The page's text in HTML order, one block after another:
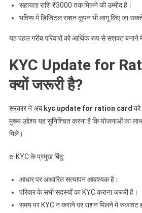
सहायता राशि ₹3000 तक मिलने की उम्मीद है।
भविष्य में डिजिटल राशन कूपन भी लागू किए जा
यह पहल गरीब परिवारों को आर्थिक रूप से सशक्त बनाने
KYC Update for
क्यों जरूरी है?
सरकार ने अब kyc update for ration card को
मुख्य उद्देश्य यह सुनिश्चित करना है कि योजनाओं का लाभ
मिले।
e-KYC के प्रमुख बिंदु:
आधार पर आधारित सत्यापन आवश्यक है।
परिवार के सभी सदस्यों का KYC कराना जरूरी है।
समय पर KYC न कराने पर राशन मिलने में रुकावट